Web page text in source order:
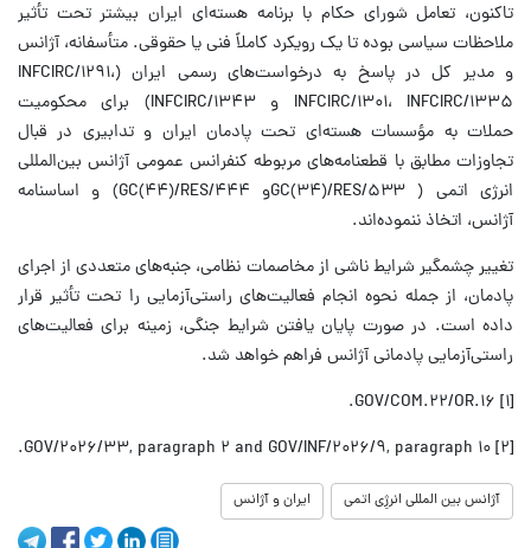
تاکنون، تعامل شورای حکام با برنامه هسته‌ای ایران بیشتر تحت تأثیر
ملاحظات سیاسی بوده تا یک رویکرد کاملاً فنی یا حقوقی. متأسفانه، آژانس
و مدیر کل در پاسخ به درخواست‌های رسمی ایران (INFCIRC/۱۲۹۱،
INFCIRC/۱۳۰۱، INFCIRC/۱۳۳۵ و INFCIRC/۱۳۴۳) برای محکومیت
حملات به مؤسسات هسته‌ای تحت پادمان ایران و تدابیری در قبال
تجاوزات مطابق با قطعنامه‌های مربوطه کنفرانس عمومی آژانس بین‌المللی
انرژی اتمی ( GC(۳۴)/RES/۵۳۳و GC(۴۴)/RES/۴۴۴) و اساسنامه
آژانس، اتخاذ ننموده‌اند.
تغییر چشمگیر شرایط ناشی از مخاصمات نظامی، جنبه‌های متعددی از اجرای
پادمان، از جمله نحوه انجام فعالیت‌های راستی‌آزمایی را تحت تأثیر قرار
داده است. در صورت پایان یافتن شرایط جنگی، زمینه برای فعالیت‌های
راستی‌آزمایی پادمانی آژانس فراهم خواهد شد.
[۱] GOV/COM.۲۲/OR.۱۶.
[۲] GOV/۲۰۲۶/۳۳, paragraph ۲ and GOV/INF/۲۰۲۶/۹, paragraph ۱۰.
آژانس بین المللی انرژِی اتمی ایران و آژانس